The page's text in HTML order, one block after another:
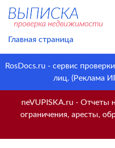
Главная страница
RosDocs.ru - сервис
лиц. (Реклама
neVUPISKA.ru - Отчеты
ограничения, аресты,